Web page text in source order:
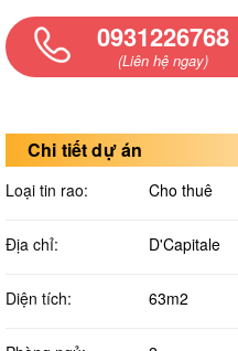
0931226768
(Liên hệ ngay)
Chi tiết dự án
Loại tin rao: Cho thuê
Địa chỉ: D'Capitale
Diện tích: 63m2